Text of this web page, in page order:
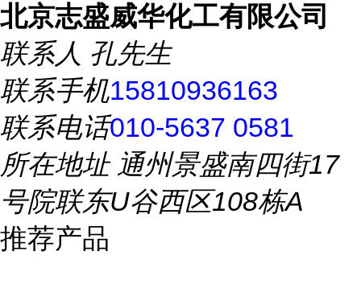
北京志盛威华化工有限公司
联系人 孔先生
联系手机15810936163
联系电话010-5637 0581
所在地址通州景盛南四街17
号院联东U谷西区108栋A
推荐产品